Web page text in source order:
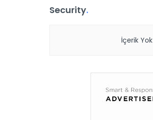
Security.
İçerik Yok